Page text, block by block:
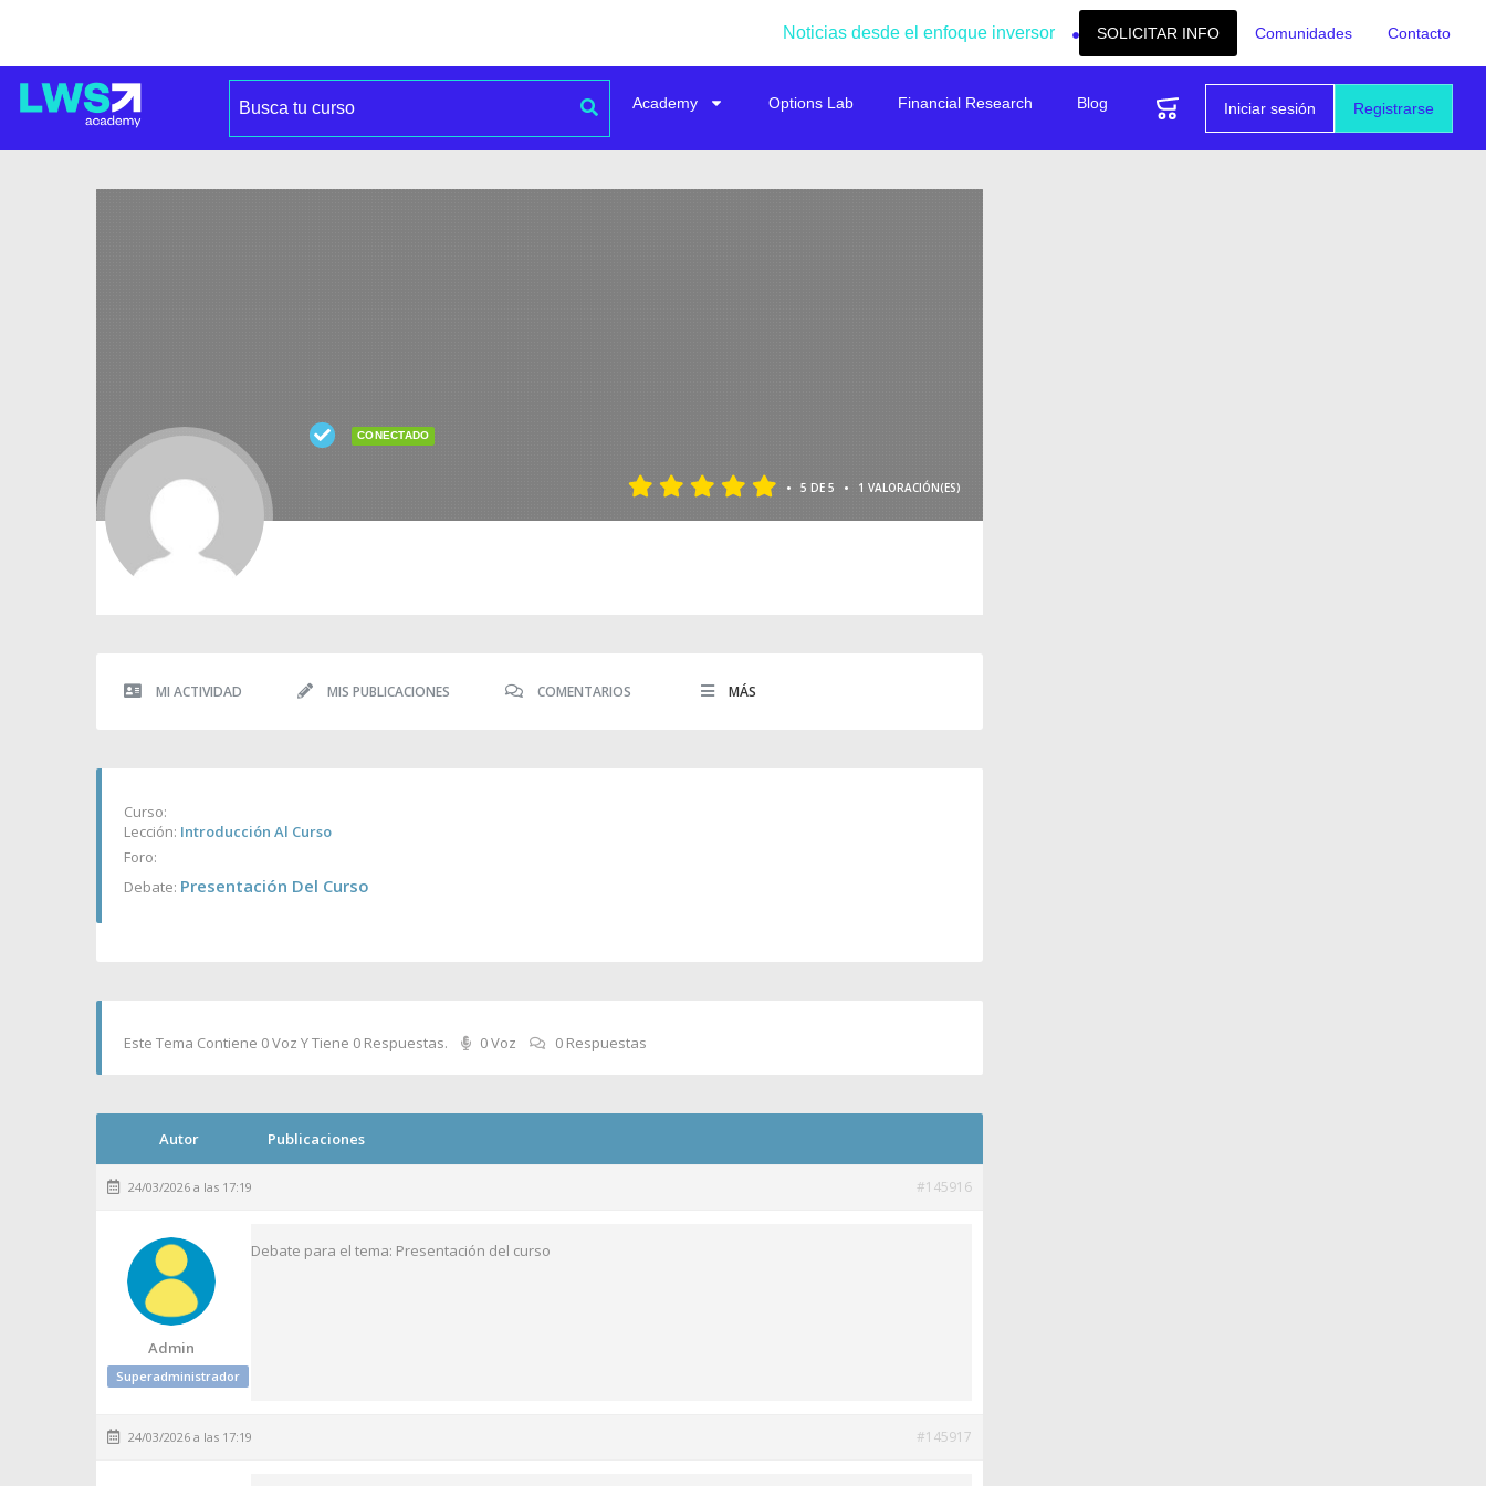
Noticias desde el enfoque inversor SOLICITAR INFO Comunidades Contacto
Registrarse
Iniciar sesión
Academy Options Lab Financial Research Blog
CONECTADO
• 5 DE 5 • 1 VALORACIÓN(ES)
MI ACTIVIDAD MIS PUBLICACIONES COMENTARIOS MÁS
Curso:
Lección: Introducción Al Curso
Foro:
Debate: Presentación Del Curso
Este Tema Contiene 0 Voz Y Tiene 0 Respuestas. 0 Voz 0 Respuestas
Autor Publicaciones
24/03/2026 a las 17:19 #145916
Admin
Superadministrador
Debate para el tema: Presentación del curso
24/03/2026 a las 17:19 #145917